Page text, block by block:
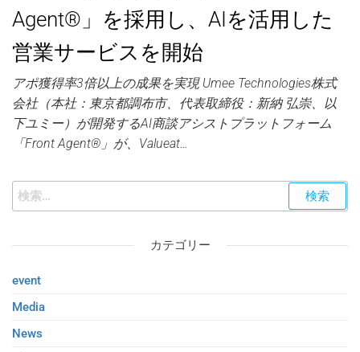
Agent®」を採用し、AIを活用した
営業サービスを開始
アポ獲得率3倍以上の成果を実現 Umee Technologies株式
会社（本社：東京都調布市、代表取締役：新納 弘崇、以
下ユミー）が開発するAI商談アシストプラットフォーム
「Front Agent®」が、Valueat…
カテゴリー
event
Media
News